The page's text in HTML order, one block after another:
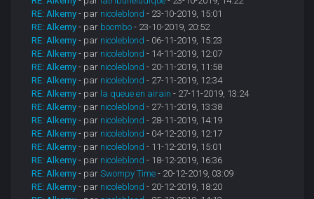
RE: Alkemy - par nicoleblond - 23-10-2019, 15:01
RE: Alkemy - par boombo - 23-10-2019, 20:52
RE: Alkemy - par nicoleblond - 06-11-2019, 15:23
RE: Alkemy - par nicoleblond - 14-11-2019, 12:07
RE: Alkemy - par nicoleblond - 20-11-2019, 11:58
RE: Alkemy - par nicoleblond - 27-11-2019, 12:34
RE: Alkemy - par la queue en airain - 27-11-2019, 13:24
RE: Alkemy - par nicoleblond - 27-11-2019, 13:38
RE: Alkemy - par nicoleblond - 28-11-2019, 14:19
RE: Alkemy - par nicoleblond - 04-12-2019, 12:17
RE: Alkemy - par nicoleblond - 11-12-2019, 15:01
RE: Alkemy - par nicoleblond - 18-12-2019, 16:36
RE: Alkemy - parSwompy Time - 20-12-2019, 03:09
RE: Alkemy - par nicoleblond - 20-12-2019, 18:20